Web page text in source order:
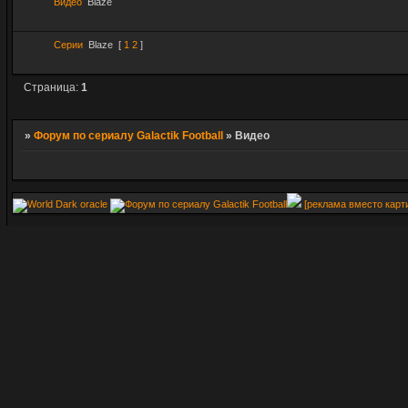
Серии Blaze [ 1 2 ]
Страница: 1
» Форум по сериалу Galactik Football » Видео
[реклама вместо